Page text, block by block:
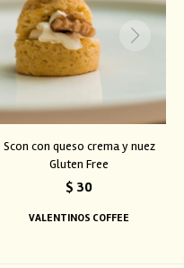
Scon con queso crema y nuez
Gluten Free
$ 30
VALENTINOS COFFEE